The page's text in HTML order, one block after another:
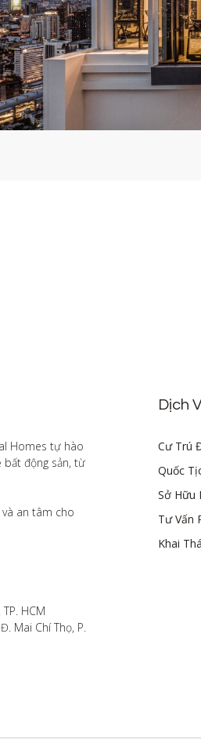
Homes tự hào
động sản, từ
an tâm cho
HCM
Mai Chí Thọ, P.
Dịch
Cư Trú
Quốc
Sở Hữu
Tư Vấn
Khai